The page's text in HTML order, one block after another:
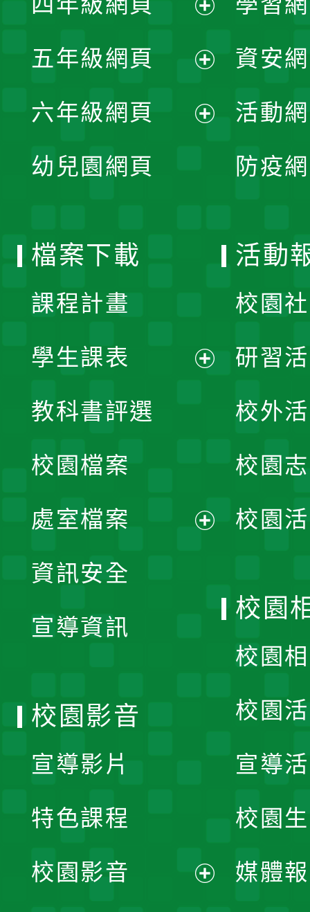
選
單
開
選
單
開
選
五年級網頁
開
六年級網頁
幼兒園網頁
資安
活動
防疫
檔案下載
課程計畫
學生課表
單
教科書評選
校園檔案
處室檔案
資訊安全
宣導資訊
活動
校園
研習
校外
校園
校園
校園
校園
校園
宣導
校園
媒體
校園影音
宣導影片
特色課程
校園影音